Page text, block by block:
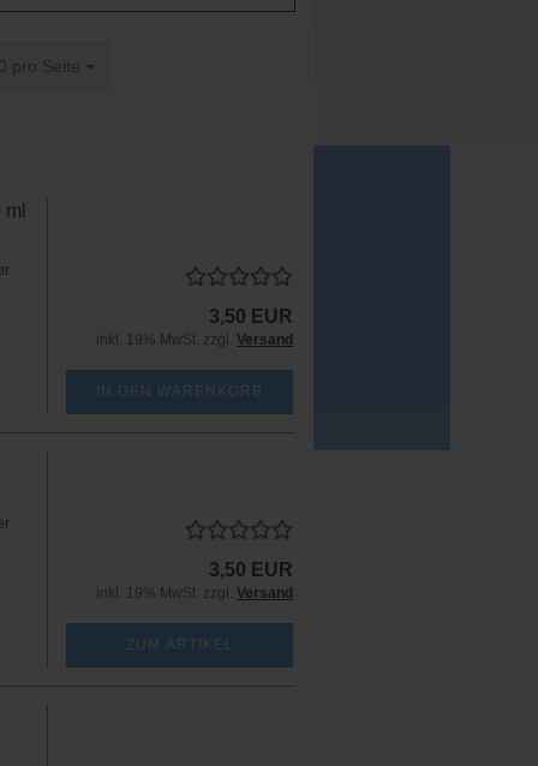
pro Seite
Seite
3,50 EUR
inkl. 19% MwSt. zzgl.Versand
IN DEN WARENKORB
3,50 EUR
inkl. 19% MwSt. zzgl.Versand
ZUM ARTIKEL